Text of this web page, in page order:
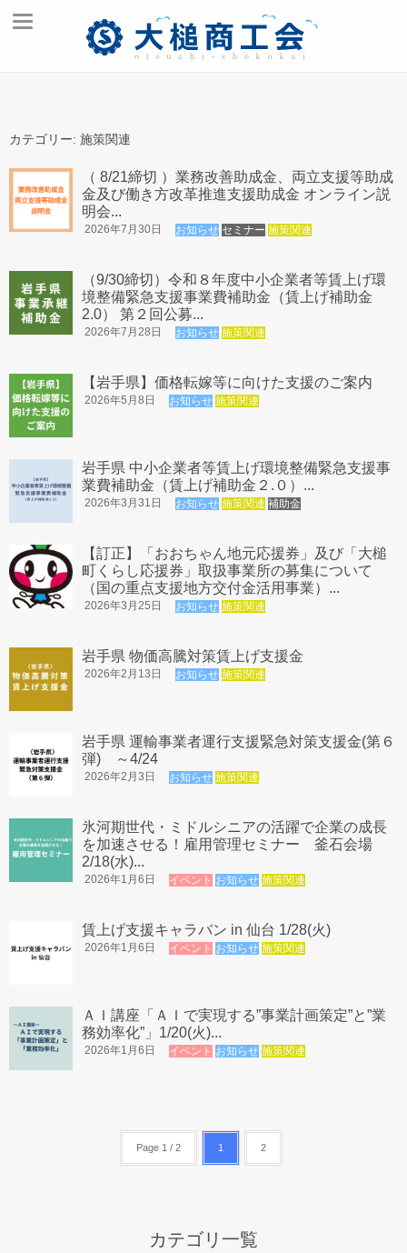
交通アクセス
入会のご案内
お問い合わせ
商工会の事業
税務･経理支援
労務支援･事務代行
地域振興
青年部･女性部
各種共済制度
経営発達支援計画
各種補助金情報
ものづくり補助金
事業承継・M＆A補助金
大槌町 起業人材育成支援補助金
カテゴリー: 施策関連
（ 8/21締切 ）業務改善助成金、両立支援等助成
金及び働き方改革推進支援助成金 オンライン説
明会...
2026年7月30日 お知らせ セミナー 施策関連
（9/30締切）令和８年度中小企業者等賃上げ環
境整備緊急支援事業費補助金（賃上げ補助金
2.0） 第２回公募...
2026年7月28日 お知らせ 施策関連
【岩手県】価格転嫁等に向けた支援のご案内
2026年5月8日 お知らせ 施策関連
岩手県 中小企業者等賃上げ環境整備緊急支援事
業費補助金（賃上げ補助金２.０）...
2026年3月31日 お知らせ 施策関連 補助金
【訂正】「おおちゃん地元応援券」及び「大槌
町くらし応援券」取扱事業所の募集について
（国の重点支援地方交付金活用事業）...
2026年3月25日 お知らせ 施策関連
岩手県 物価高騰対策賃上げ支援金
2026年2月13日 お知らせ 施策関連
岩手県 運輸事業者運行支援緊急対策支援金(第６
弾) ～4/24
2026年2月3日 お知らせ 施策関連
氷河期世代・ミドルシニアの活躍で企業の成長
を加速させる！雇用管理セミナー 釜石会場
2/18(水)...
2026年1月6日 イベント お知らせ 施策関連
賃上げ支援キャラバン in 仙台 1/28(火)
2026年1月6日 イベント お知らせ 施策関連
ＡＩ講座「ＡＩで実現する”事業計画策定”と”業
務効率化”」1/20(火)...
2026年1月6日 イベント お知らせ 施策関連
Page 1 / 2 1 2
カテゴリ一覧